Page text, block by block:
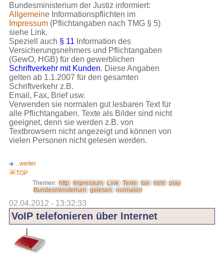
Bundesministerium der Justiz informiert:
Allgemeine Informationspflichten im
Impressum (Pflichtangaben nach TMG § 5)
siehe Link.
Speziell auch § 11 Information des
Versicherungsnehmers und Pflichtangaben
(GewO, HGB) für den gewerblichen
Schriftverkehr mit Kunden. Diese Angaben
gelten ab 1.1.2007 für den gesamten
Schriftverkehr z.B.
Email, Fax, Brief usw.
Verwenden sie normalen gut lesbaren Text für
alle Pflichtangaben. Texte als Bilder sind nicht
geeignet, denn sie werden z.B. von
Textbrowsern nicht angezeigt und können von
vielen Personen nicht gelesen werden.
...weiter
TOP
Themen: http Impressum Link Texte fair html
play
Bundesministerium gelesen normalen
02.04.2012 - 13:32:33
VoIP telefonieren über Internet